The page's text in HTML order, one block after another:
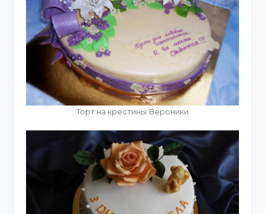
Торт на крестины Вероники